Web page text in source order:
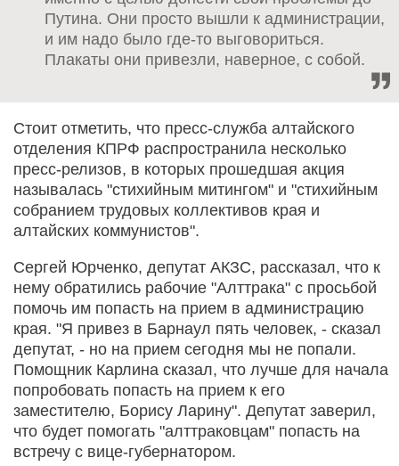
Путина. Они просто вышли к администрации,
и им надо было где-то выговориться.
Плакаты они привезли, наверное, с собой.
Стоит отметить, что пресс-служба алтайского
отделения КПРФ распространила несколько
пресс-релизов, в которых прошедшая акция
называлась "стихийным митингом" и "стихийным
собранием трудовых коллективов края и
алтайских коммунистов".
Сергей Юрченко, депутат АКЗС, рассказал, что к
нему обратились рабочие "Алттрака" с просьбой
помочь им попасть на прием в администрацию
края. "Я привез в Барнаул пять человек, - сказал
депутат, - но на прием сегодня мы не попали.
Помощник Карлина сказал, что лучше для начала
попробовать попасть на прием к его
заместителю, Борису Ларину". Депутат заверил,
что будет помогать "алттраковцам" попасть на
встречу с вице-губернатором.